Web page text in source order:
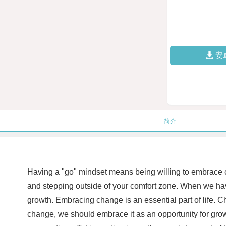
安
简介
Having a "go" mindset means being willing to
and stepping outside of your comfort zone. When we
growth. Embracing change is an essential part of life.
change, we should embrace it as an opportunity for